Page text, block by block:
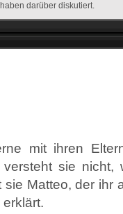
darüber diskutiert.
mit ihren
sie
Matteo, der ihr